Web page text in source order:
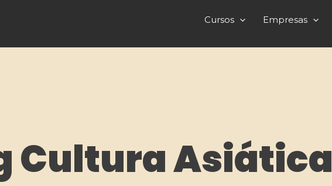
Cursos Empresas
Cultura Asiática